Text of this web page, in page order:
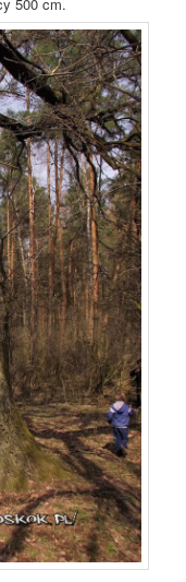
500 cm.